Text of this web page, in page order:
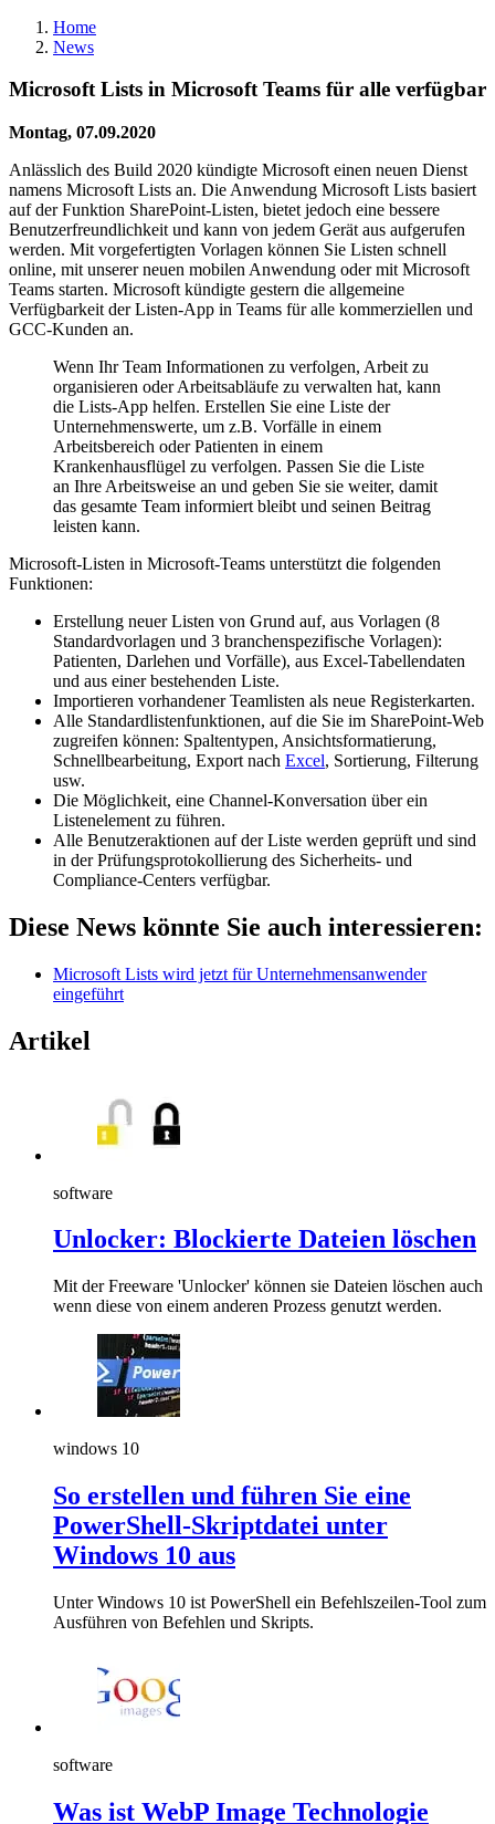
Home
News
Microsoft Lists in Microsoft Teams für alle verfügbar
Montag, 07.09.2020
Anlässlich des Build 2020 kündigte Microsoft einen neuen Dienst
namens Microsoft Lists an. Die Anwendung Microsoft Lists basiert
auf der Funktion SharePoint-Listen, bietet jedoch eine bessere
Benutzerfreundlichkeit und kann von jedem Gerät aus aufgerufen
werden. Mit vorgefertigten Vorlagen können Sie Listen schnell
online, mit unserer neuen mobilen Anwendung oder mit Microsoft
Teams starten. Microsoft kündigte gestern die allgemeine
Verfügbarkeit der Listen-App in Teams für alle kommerziellen und
GCC-Kunden an.
Wenn Ihr Team Informationen zu verfolgen, Arbeit zu
organisieren oder Arbeitsabläufe zu verwalten hat, kann
die Lists-App helfen. Erstellen Sie eine Liste der
Unternehmenswerte, um z.B. Vorfälle in einem
Arbeitsbereich oder Patienten in einem
Krankenhausflügel zu verfolgen. Passen Sie die Liste
an Ihre Arbeitsweise an und geben Sie sie weiter, damit
das gesamte Team informiert bleibt und seinen Beitrag
leisten kann.
Microsoft-Listen in Microsoft-Teams unterstützt die folgenden
Funktionen:
Erstellung neuer Listen von Grund auf, aus Vorlagen (8
Standardvorlagen und 3 branchenspezifische Vorlagen):
Patienten, Darlehen und Vorfälle), aus Excel-Tabellendaten
und aus einer bestehenden Liste.
Importieren vorhandener Teamlisten als neue Registerkarten.
Alle Standardlistenfunktionen, auf die Sie im SharePoint-Web
zugreifen können: Spaltentypen, Ansichtsformatierung,
Schnellbearbeitung, Export nach Excel, Sortierung, Filterung
usw.
Die Möglichkeit, eine Channel-Konversation über ein
Listenelement zu führen.
Alle Benutzeraktionen auf der Liste werden geprüft und sind
in der Prüfungsprotokollierung des Sicherheits- und
Compliance-Centers verfügbar.
Diese News könnte Sie auch interessieren:
Microsoft Lists wird jetzt für Unternehmensanwender
eingeführt
Artikel
software
Unlocker: Blockierte Dateien löschen
Mit der Freeware 'Unlocker' können sie Dateien löschen auch
wenn diese von einem anderen Prozess genutzt werden.
windows 10
So erstellen und führen Sie eine
PowerShell-Skriptdatei unter
Windows 10 aus
Unter Windows 10 ist PowerShell ein Befehlszeilen-Tool zum
Ausführen von Befehlen und Skripts.
software
Was ist WebP Image Technologie